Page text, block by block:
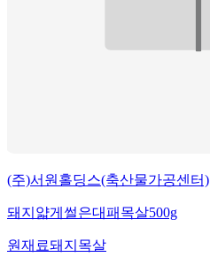
(주)서원홀딩스(축산물가공센터)
돼지얇게썰은대패목살500g
원재료돼지목살